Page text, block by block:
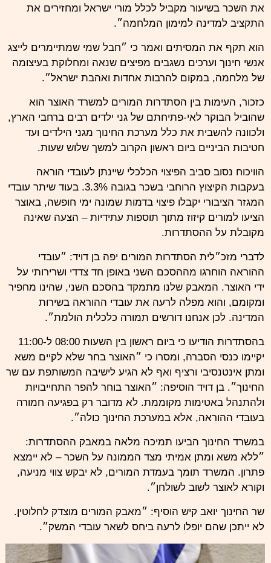
את השכר בשיעור מקביל לכלל מורי ישראל ומחזירים את
התקציב למדינה למימון המלחמה״.
הוא תקף את המסיתים ואמר כי ״חבל שמי שמתיימרים לייצג
אנשי חינוך וערכים נשגבים מפיצים שנאה ומחלוקת בעיצומה
של מלחמה, במקום להרבות אחדות ואהבת ישראל״.
כזכור, העימות בין הסתדרות המורים למשרד האוצר הוא
שהוביל הבוקר לאי-פתיחתם של גני ילדים רבים ברחבי הארץ,
ולכוונה להשבית את כלל מערכת החינוך מגני הילדים ועד
חטיבות הביניים ביום ראשון הקרוב למשך שלוש שעות.
הוויכוח נסוב סביב הפיצוי הכלכלי שיינתן לעובדי הוראה
בעקבות הקיצוץ הרוחבי בשכר בגובה 3.3%. בעוד שיתר עובדי
המגזר הציבורי יקבלו פיצוי בדמות שמונה ימי חופשה, באוצר
הציעו למורים קיזוז מתוך תוספות עתידיות – הצעה שאינה
מקובלת על ההסתדרות.
לדברי מזכ״לית הסתדרות המורים יפה בן דויד: ״עובדי
ההוראה הוחרגו מההסכם השני באופן חד צדדי ושרירותי על
ידי האוצר. המאבק שלנו מתמקד בהסכם השני, שהינו מחפיר
ומקומם, והוא מפלה לרעה את עובדי ההוראה בשירות
המדינה. לכן אנחנו דורשים תמורה כלכלית הולמת״.
בהסתדרות הודיעו כי ביום ראשון בין השעות 08:00 ל-11:00
יקיימו כנסי הסברה, ומסרו כי ״האוצר בחר שלא לקיים משא
ומתן אינטנסיבי ורציף ואף לא הגיע לישיבה המשותפת עם שר
החינוך״. בן דויד הוסיפה: ״האוצר בוחר להפר התחייבויות
ולהתנהל באטימות מקוממת. לא מדובר רק בפגיעה חמורה
בעובדי ההוראה, אלא במערכת החינוך כולה״.
במשרד החינוך הביעו תמיכה מלאה במאבק ההסתדרות:
״ללא משא ומתן אמיתי מצד הממונה על השכר – לא יימצא
פתרון. המשרד תומך בעמדת המורים, לא יבקש צווי מניעה,
וקורא לאוצר לשוב לשולחן״.
שר החינוך יואב קיש הוסיף: ״מאבק המורים מוצדק לחלוטין.
לא ייתכן שהם יופלו לרעה ביחס לשאר עובדי המשק״.